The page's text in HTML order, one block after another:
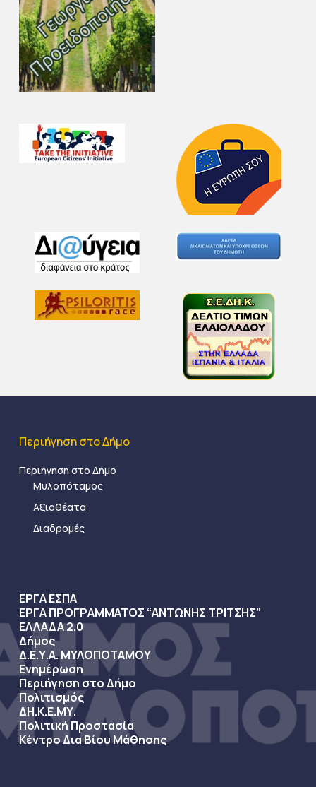
Περιήγηση στο Δήμο
Περιήγηση στο Δήμο
Μυλοπόταμος
Αξιοθέατα
Διαδρομές
ΕΡΓΑ ΕΣΠΑ
ΕΡΓΑ ΠΡΟΓΡΑΜΜΑΤΟΣ “ΑΝΤΩΝΗΣ ΤΡΙΤΣΗΣ”
ΕΛΛΑΔΑ 2.0
Δήμος
Δ.Ε.Υ.Α. ΜΥΛΟΠΟΤΑΜΟΥ
Ενημέρωση
Περιήγηση στο Δήμο
Πολιτισμός
ΔΗ.Κ.Ε.ΜΥ.
Πολιτική Προστασία
Κέντρο Δια Βίου Μάθησης